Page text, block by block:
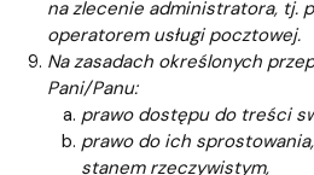
na zlecenie administratora, tj.
operatorem usługi pocztowej.
Na zasadach określonych
Pani/Panu:
prawo dostępu do treści
prawo do ich
stanem rzeczywistym,